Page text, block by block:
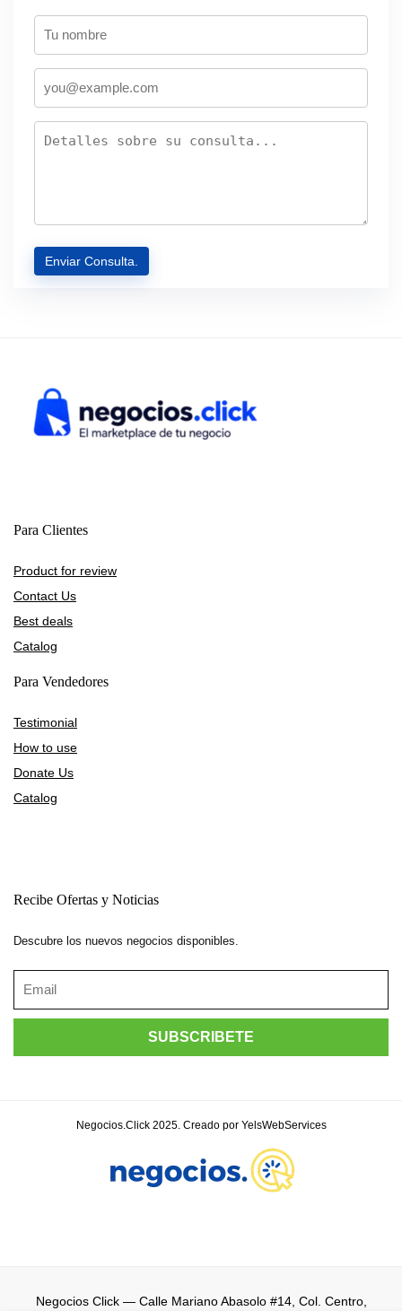
Para Clientes
Product for review
Contact Us
Best deals
Catalog
Para Vendedores
Testimonial
How to use
Donate Us
Catalog
Recibe Ofertas y Noticias
Descubre los nuevos negocios disponibles.
Negocios.Click 2025. Creado por YelsWebServices
Negocios Click— Calle Mariano Abasolo #14, Col. Centro,